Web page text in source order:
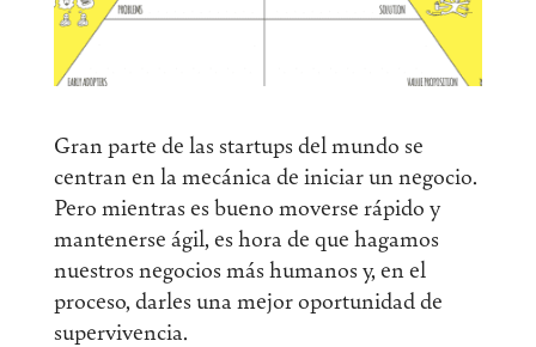
Gran parte de las startups del mundo se
centran en la mecánica de iniciar un negocio.
Pero mientras es bueno moverse rápido y
mantenerse ágil, es hora de que hagamos
nuestros negocios más humanos y, en el
proceso, darles una mejor oportunidad de
supervivencia.